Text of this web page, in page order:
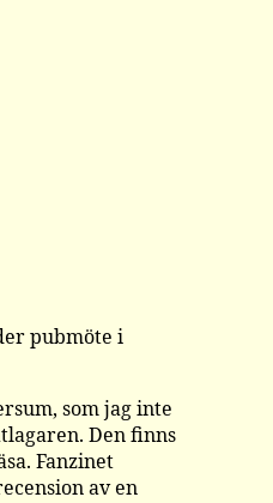
pubmöte i
som jag inte
Den finns
Fanzinet
av en